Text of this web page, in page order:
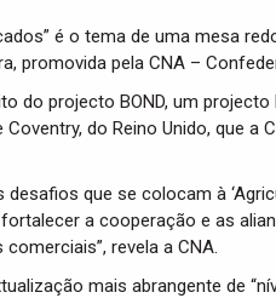
é o tema de uma mesa
promovida pela CNA –
do projecto BOND, um
Coventry, do Reino Unido, que
que se colocam à
a cooperação e as
revela a CNA.
mais abrangente de